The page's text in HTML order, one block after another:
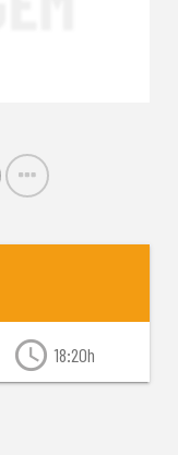
access_time 18:20h